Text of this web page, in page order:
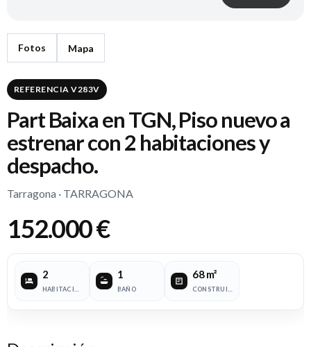
Fotos Mapa
REFERENCIA V283V
Part Baixa en TGN, Piso nuevo a
estrenar con 2 habitaciones y
despacho.
Tarragona · TARRAGONA
152.000 €
2 1
BAÑO
68 m²